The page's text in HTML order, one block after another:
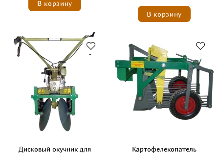
В корзину
В корзину
Дисковый окучник для
Картофелекопатель